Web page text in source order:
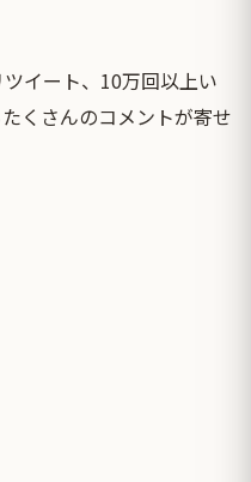
イート、10万回以上い
くさんのコメントが寄せ